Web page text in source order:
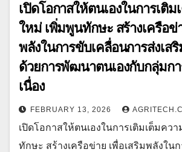
เปิดโอกาสให้ตนเองในการเติ
ใหม่ เพิ่มพูนทักษะ สร้างเครือข่
พลังในการขับเคลื่อนการส่งเส
ด้วยการพัฒนาตนเองกับกลุ่มก
เนื่อง
FEBRUARY 13, 2026
เปิดโอกาสให้ตนเองในการเติมเต็มคว
ทักษะ สร้างเครือข่าย เพื่อเสริมพลังใน